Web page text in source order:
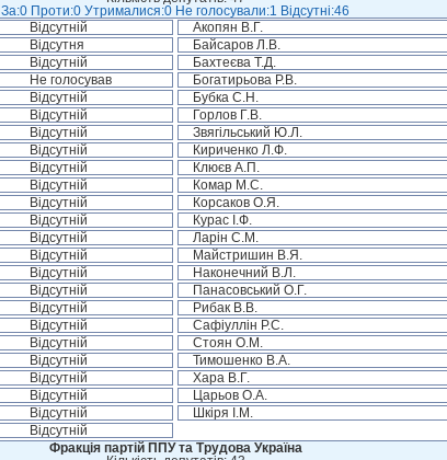
За:0 Проти:0 Утрималися:0 Не голосували:1 Відсутні:46
Відсутній Акопян В.Г.
Відсутня Байсаров Л.В.
Відсутній Бахтеєва Т.Д.
Не голосував Богатирьова Р.В.
Відсутній Бубка С.Н.
Відсутній Горлов Г.В.
Відсутній Звягільський Ю.Л.
Відсутній Кириченко Л.Ф.
Відсутній Клюєв А.П.
Відсутній Комар М.С.
Відсутній Корсаков О.Я.
Відсутній Курас І.Ф.
Відсутній Ларін С.М.
Відсутній Майстришин В.Я.
Відсутній Наконечний В.Л.
Відсутній Панасовський О.Г.
Відсутній Рибак В.В.
Відсутній Сафіуллін Р.С.
Відсутній Стоян О.М.
Відсутній Тимошенко В.А.
Відсутній Хара В.Г.
Відсутній Царьов О.А.
Відсутній Шкіря І.М.
Відсутній
Фракція партій ППУ та Трудова Україна